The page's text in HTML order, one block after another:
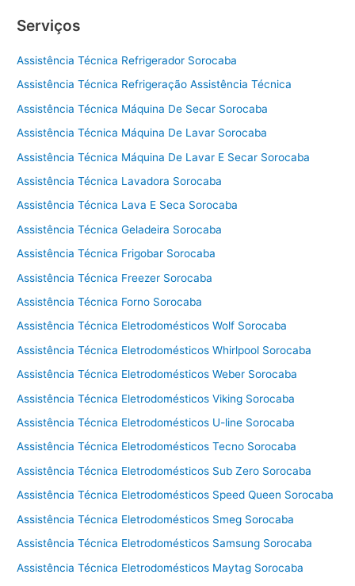
t
n
c
a
t
n
i
a
l
a
e
e
c
a
o
t
Serviços
Assistência Técnica Refrigerador Sorocaba
Assistência Técnica Refrigeração Assistência Técnica
Assistência Técnica Máquina De Secar Sorocaba
Assistência Técnica Máquina De Lavar Sorocaba
Assistência Técnica Máquina De Lavar E Secar Sorocaba
Assistência Técnica Lavadora Sorocaba
Assistência Técnica Lava E Seca Sorocaba
Assistência Técnica Geladeira Sorocaba
Assistência Técnica Frigobar Sorocaba
Assistência Técnica Freezer Sorocaba
Assistência Técnica Forno Sorocaba
Assistência Técnica Eletrodomésticos Wolf Sorocaba
Assistência Técnica Eletrodomésticos Whirlpool Sorocaba
Assistência Técnica Eletrodomésticos Weber Sorocaba
Assistência Técnica Eletrodomésticos Viking Sorocaba
Assistência Técnica Eletrodomésticos U-line Sorocaba
Assistência Técnica Eletrodomésticos Tecno Sorocaba
Assistência Técnica Eletrodomésticos Sub Zero Sorocaba
Assistência Técnica Eletrodomésticos Speed Queen Sorocaba
Assistência Técnica Eletrodomésticos Smeg Sorocaba
Assistência Técnica Eletrodomésticos Samsung Sorocaba
Assistência Técnica Eletrodomésticos Maytag Sorocaba